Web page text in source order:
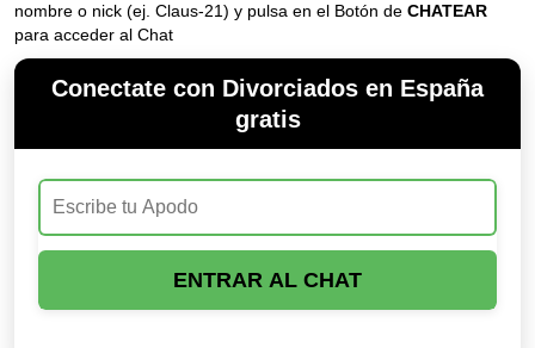
nombre o nick (ej. Claus-21) y pulsa en el Botón de CHATEAR
para acceder al Chat
Conectate con Divorciados en España
gratis
ENTRAR AL CHAT